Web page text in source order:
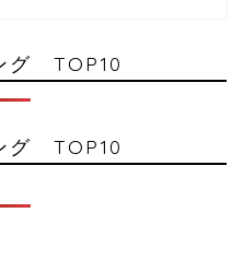
グ TOP10
グ TOP10